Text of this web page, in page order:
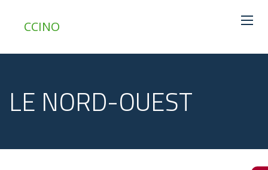
CCINO
LE NORD-OUEST